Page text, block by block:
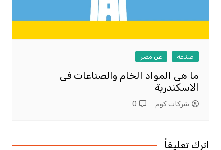
صناعه عن مصر
ما هى المواد الخام والصناعات فى
الاسكندرية
شركات كوم 0
اترك تعليقاً